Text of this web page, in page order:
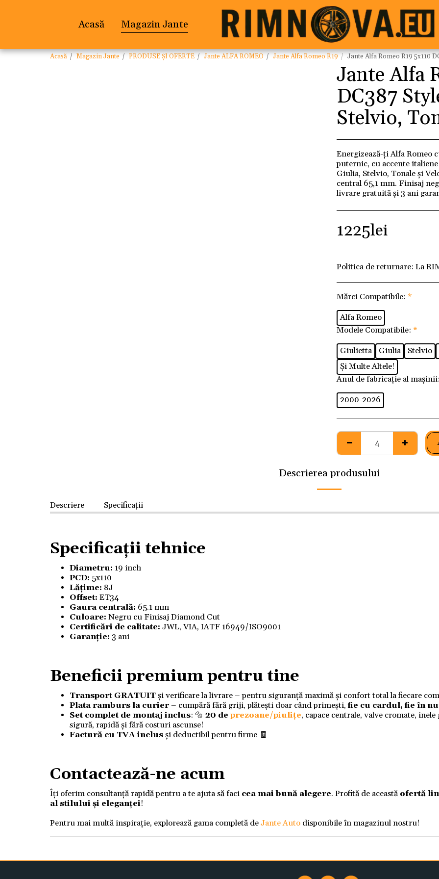
Acasă Magazin Jante
Acasă Magazin Jante PRODUSE ȘI OFERTE Jante ALFA ROMEO Jante Alfa Romeo R19 Jante Alfa Romeo R19 5x110
Jante Alfa
DC387
Stelvio,
Energizează-ți Alfa Romeo
puternic, cu accente
Giulia, Stelvio, Tonale și
central 65,1 mm. Finisaj
livrare gratuită și 3 ani
1225lei
Politica de returnare: La
Mărci Compatibile: *
Alfa Romeo
Modele Compatibile: *
Giulietta
Giulia Stelvio
Și Multe Altele!
Anul de fabricație al mașinii:
2000-2026
Descrierea produsului
Descriere Specificații
Specificații tehnice
Diametru: 19 inch
PCD: 5x110
Lățime: 8J
Offset: ET34
Gaura centrală: 65.1 mm
Culoare: Negru cu Finisaj Diamond Cut
Certificări de calitate: JWL, VIA, IATF 16949/ISO9001
Garanție: 3 ani
Beneficii premium pentru tine
Transport GRATUITși verificare la livrare – pentru siguranță maximă și confort total la fiecare
Plata ramburs la curier– cumpără fără griji, plătești doar când primești,fie cu cardul, fie în
Set complet de montaj inclus: 🔩 20 deprezoane/piulițe, capace centrale, valve cromate,
sigură, rapidă și fără costuri ascunse!
Factură cu TVA inclusși deductibil pentru firme 🧾
Contactează-ne acum
Îți oferim consultanță rapidă pentru a te ajuta să faci cea mai bună alegere. Profită de această ofertă
al stilului și eleganței!
Pentru mai multă inspirație, explorează gama completă deJante Auto disponibile în magazinul nostru!